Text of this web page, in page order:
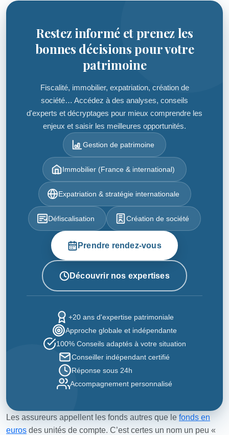
Restez informé et prenez les
bonnes décisions pour votre
patrimoine
Fiscalité, immobilier, expatriation, création de
société… Accédez à des analyses, conseils
d'experts et décryptages pour mieux comprendre les
enjeux et saisir les meilleures opportunités.
Gestion de patrimoine
Immobilier (France & international)
Expatriation & stratégie internationale
Défiscalisation Création de société
Prendre rendez-vous
Découvrir nos expertises
+20 ans d'expertise patrimoniale
Approche globale et indépendante
100% Conseils adaptés à votre situation
Conseiller indépendant certifié
Réponse sous 24h
Accompagnement personnalisé
Les assureurs appellent les fonds autres que le fonds en
euros des unités de compte. C’est certes un nom un peu «